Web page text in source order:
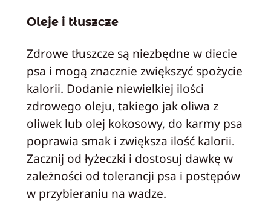
Oleje i tłuszcze
Zdrowe tłuszcze są niezbędne w diecie
psa i mogą znacznie zwiększyć spożycie
kalorii. Dodanie niewielkiej ilości
zdrowego oleju, takiego jak oliwa z
oliwek lub olej kokosowy, do karmy psa
poprawia smak i zwiększa ilość kalorii.
Zacznij od łyżeczki i dostosuj dawkę w
zależności od tolerancji psa i postępów
w przybieraniu na wadze.